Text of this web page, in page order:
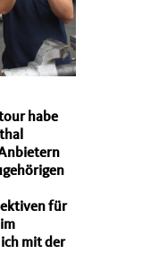
habe
für
mit der